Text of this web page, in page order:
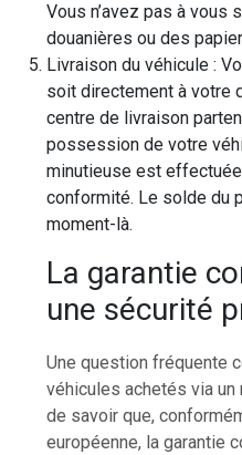
Vous n’avez pas à vous
douanières ou des
Livraison du véhicule :
soit directement à votre
centre de livraison
possession de votre
minutieuse est
conformité. Le solde du
moment-là.
La garantie
une sécurité
Une question fréquente
véhicules achetés via un
de savoir que,
européenne, la garantie